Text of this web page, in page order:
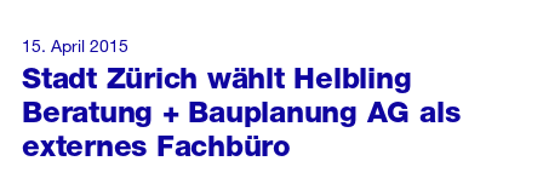
Stadt Zürich wählt Helbling
Beratung + Bauplanung AG als
externes Fachbüro
15. April 2015